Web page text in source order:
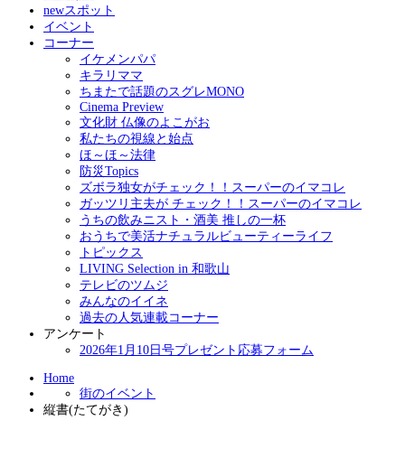
newスポット
イベント
コーナー
イケメンパパ
キラリママ
ちまたで話題のスグレMONO
Cinema Preview
文化財 仏像のよこがお
私たちの視線と始点
ほ～ほ～法律
防災Topics
ズボラ独女がチェック！！スーパーのイマコレ
ガッツリ主夫が チェック！！スーパーのイマコレ
うちの飲みニスト・酒美 推しの一杯
おうちで美活ナチュラルビューティーライフ
トピックス
LIVING Selection in 和歌山
テレビのツムジ
みんなのイイネ
過去の人気連載コーナー
アンケート
2026年1月10日号プレゼント応募フォーム
Home
街のイベント
縦書(たてがき)